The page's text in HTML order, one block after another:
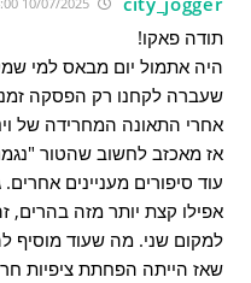
תודה פאקו!
היה אתמול יום מבאס למי
שעברה לקחנו רק הפסקה
אחרי התאונה המחרידה של
אז מאכזב לחשוב שהטור
עוד סיפורים מעניינים
אפילו קצת יותר מזה בהרים,
למקום שני. מה שעוד מוסיף
שאז הייתה הפחתת ציפיות